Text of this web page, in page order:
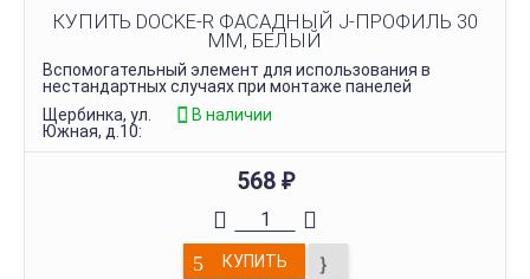
КУПИТЬ DOCKE-R ФАСАДНЫЙ J-ПРОФИЛЬ 30
ММ, БЕЛЫЙ
Вспомогательный элемент для использования в
нестандартных случаях при монтаже панелей
Щербинка, ул.
Южная, д.10:
В наличии
568 ₽
КУПИТЬ